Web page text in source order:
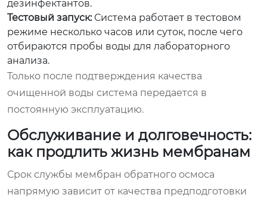
дезинфектантов.
Тестовый запуск:Система работает в тестовом
режиме несколько часов или суток, после чего
отбираются пробы воды для лабораторного
анализа.
Только после подтверждения качества
очищенной воды система передается в
постоянную эксплуатацию.
Обслуживание и долговечность:
как продлить жизнь мембранам
Срок службы мембран обратного осмоса
напрямую зависит от качества предподготовки